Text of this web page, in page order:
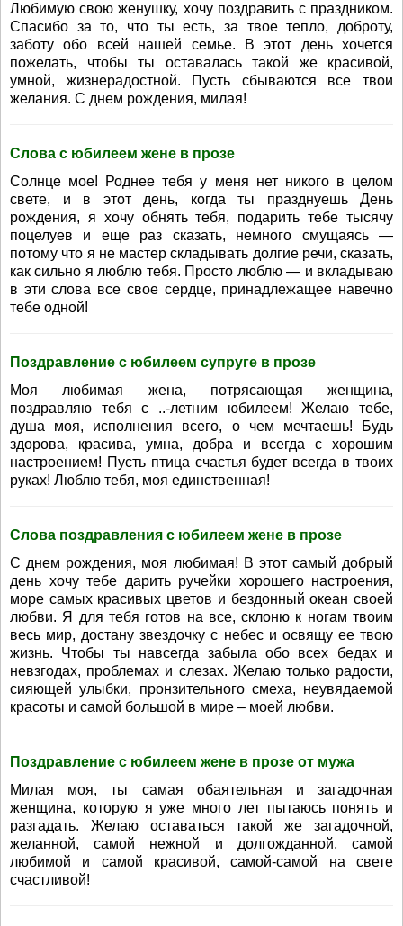
Любимую свою женушку, хочу поздравить с праздником.
Спасибо за то, что ты есть, за твое тепло, доброту,
заботу обо всей нашей семье. В этот день хочется
пожелать, чтобы ты оставалась такой же красивой,
умной, жизнерадостной. Пусть сбываются все твои
желания. С днем рождения, милая!
Слова с юбилеем жене в прозе
Солнце мое! Роднее тебя у меня нет никого в целом
свете, и в этот день, когда ты празднуешь День
рождения, я хочу обнять тебя, подарить тебе тысячу
поцелуев и еще раз сказать, немного смущаясь —
потому что я не мастер складывать долгие речи, сказать,
как сильно я люблю тебя. Просто люблю — и вкладываю
в эти слова все свое сердце, принадлежащее навечно
тебе одной!
Поздравление с юбилеем супруге в прозе
Моя любимая жена, потрясающая женщина,
поздравляю тебя с ..-летним юбилеем! Желаю тебе,
душа моя, исполнения всего, о чем мечтаешь! Будь
здорова, красива, умна, добра и всегда с хорошим
настроением! Пусть птица счастья будет всегда в твоих
руках! Люблю тебя, моя единственная!
Слова поздравления с юбилеем жене в прозе
С днем рождения, моя любимая! В этот самый добрый
день хочу тебе дарить ручейки хорошего настроения,
море самых красивых цветов и бездонный океан своей
любви. Я для тебя готов на все, склоню к ногам твоим
весь мир, достану звездочку с небес и освящу ее твою
жизнь. Чтобы ты навсегда забыла обо всех бедах и
невзгодах, проблемах и слезах. Желаю только радости,
сияющей улыбки, пронзительного смеха, неувядаемой
красоты и самой большой в мире – моей любви.
Поздравление с юбилеем жене в прозе от мужа
Милая моя, ты самая обаятельная и загадочная
женщина, которую я уже много лет пытаюсь понять и
разгадать. Желаю оставаться такой же загадочной,
желанной, самой нежной и долгожданной, самой
любимой и самой красивой, самой-самой на свете
счастливой!